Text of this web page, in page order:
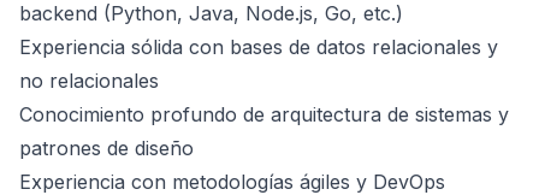
backend (Python, Java, Node.js, Go, etc.)
Experiencia sólida con bases de datos relacionales y
no relacionales
Conocimiento profundo de arquitectura de sistemas y
patrones de diseño
Experiencia con metodologías ágiles y DevOps